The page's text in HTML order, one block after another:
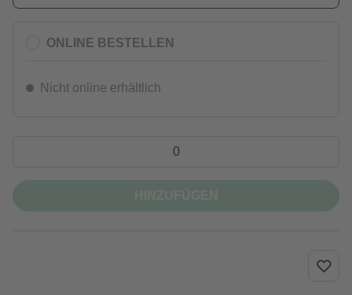
ONLINE BESTELLEN
Nicht online erhältlich